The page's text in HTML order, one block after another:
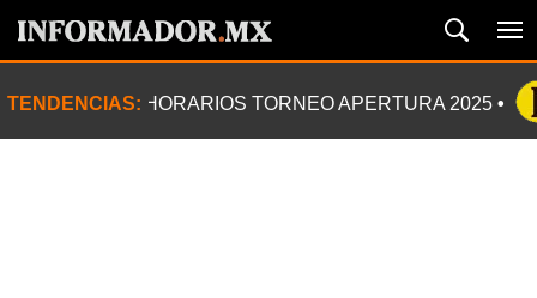
TENDENCIAS: HORARIOS TORNEO APERTURA 2025